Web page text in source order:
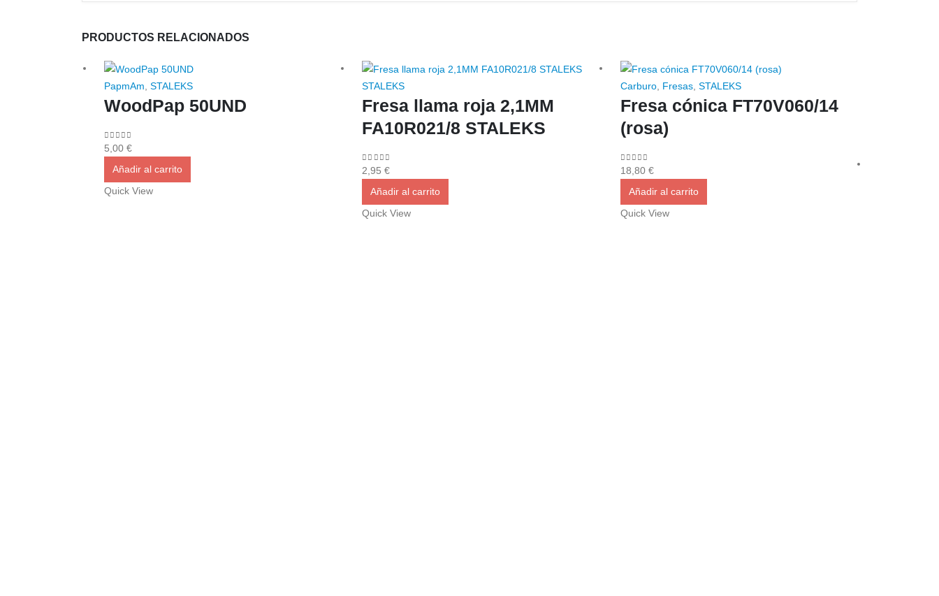
PRODUCTOS RELACIONADOS
PapmAm STALEKS
WoodPap 50UND
0 out of 5
5,00 €
Añadir al carrito
Quick View
STALEKS
Fresa llama roja 2,1MM
FA10R021/8 STALEKS
0 out of 5
2,95€
Añadir al carrito
Quick View
Carburo, Fresas, STALEKS
Fresa cónica FT70V060/14
(rosa)
0 out of 5
18,80 €
Añadir al carrito
Quick View